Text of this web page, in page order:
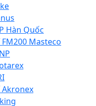
Hàn Quốc
Masteco